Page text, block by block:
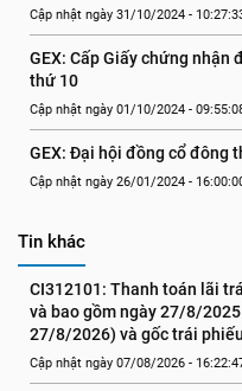
Cập nhật ngày 31/10/2024 -
GEX: Cấp Giấy chứng nhận
thứ 10
Cập nhật ngày 01/10/2024 -
GEX: Đại hội đồng cổ đông
Cập nhật ngày 26/01/2024 -
Tin khác
CI312101: Thanh toán lãi
và bao gồm ngày 27/8/
27/8/2026) và gốc trái phiếu
Cập nhật ngày 07/08/2026 -